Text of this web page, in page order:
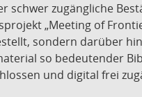
zugängliche
„Meeting of
sondern darüber
so bedeutender
und digital frei